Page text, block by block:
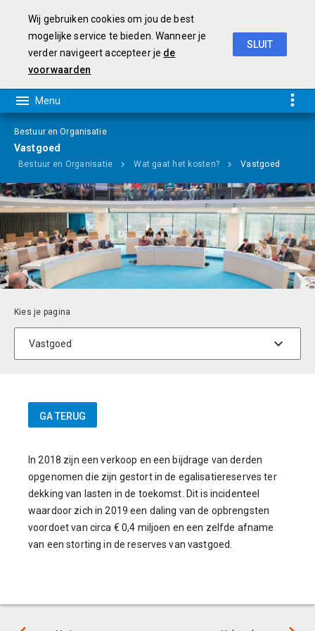
Bestuur en Organisatie
Vastgoed
Bestuur en Organisatie Wat gaat het kosten? Vastgoed
In 2018 zijn een verkoop en een bijdrage van derden
opgenomen die zijn gestort in de egalisatiereserves ter
dekking van lasten in de toekomst. Dit is incidenteel
waardoor zich in 2019 een daling van de opbrengsten
voordoet van circa € 0,4 miljoen en een zelfde afname
van een storting in de reserves van vastgoed.
Wij gebruiken cookies om jou de best
mogelijke service te bieden. Wanneer je
verder navigeert accepteer je de
voorwaarden
SLUIT